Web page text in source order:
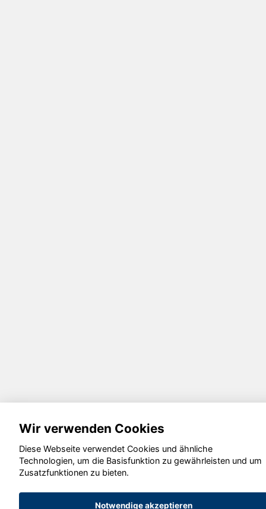
Wir verwenden Cookies
Diese Webseite verwendet Cookies und ähnliche
Technologien, um die Basisfunktion zu gewährleisten und um
Zusatzfunktionen zu bieten.
Notwendige akzeptieren